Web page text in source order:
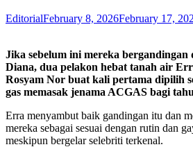
EditorialFebruary 8, 2026February 17,
Jika sebelum ini mereka bergandingan
Diana, dua pelakon hebat tanah air
Rosyam Nor buat kali pertama dipilih
gas memasak jenama ACGAS bagi
Erra menyambut baik gandingan itu dan
mereka sebagai sesuai dengan rutin dan
meskipun bergelar selebriti terkenal.